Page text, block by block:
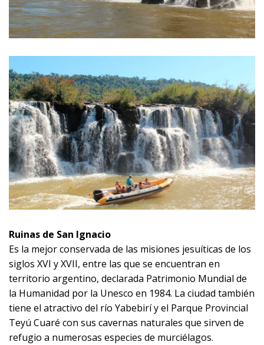
Ruinas de San Ignacio
Es la mejor conservada de las misiones jesuíticas de los
siglos XVI y XVII, entre las que se encuentran en
territorio argentino, declarada Patrimonio Mundial de
la Humanidad por la Unesco en 1984. La ciudad también
tiene el atractivo del río Yabebirí y el Parque Provincial
Teyú Cuaré con sus cavernas naturales que sirven de
refugio a numerosas especies de murciélagos.